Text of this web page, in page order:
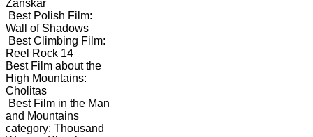
Zanskar
Best Polish Film:
Wall of Shadows
Best Climbing Film:
Reel Rock 14
Best Film about the
High Mountains:
Cholitas
Best Film in the Man
and Mountains
category: Thousand